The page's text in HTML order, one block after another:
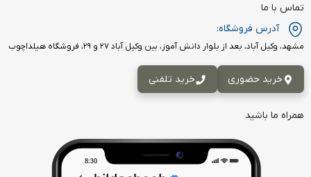
تماس با ما
آدرس فروشگاه:
مشهد، وکیل آباد، بعد از بلوار دانش آموز، بین وکیل آباد ۲۷ و ۲۹، فروشگاه هیلداچوب
خرید حضوری خرید تلفنی
همراه ما باشید